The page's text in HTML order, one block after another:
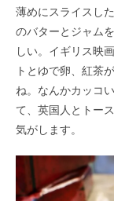
薄めにスライスし
のバターとジャム
しい。イギリス映
トとゆで卵、紅茶
ね。なんかカッコ
て、英国人とトー
気がします。